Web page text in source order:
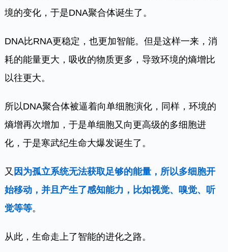
境的变化，于是DNA聚合体诞生了。
DNA比RNA更稳定，也更加智能。但是这样一来，消
耗的能量更大，吸收的物质更多，导致环境的熵增比
以往更大。
所以DNA聚合体被逼着向单细胞演化，同样，环境的
熵增再次增加，于是单细胞又向更高级的多细胞进
化，于是寒武纪生命大爆发诞生了。
又 因为孤立系统无法获取足够的能量，所以多细胞开
始移动，并且产生了感知能力，比如视觉、嗅觉、听
觉等等。
从此，生命走上了智能的进化之路。